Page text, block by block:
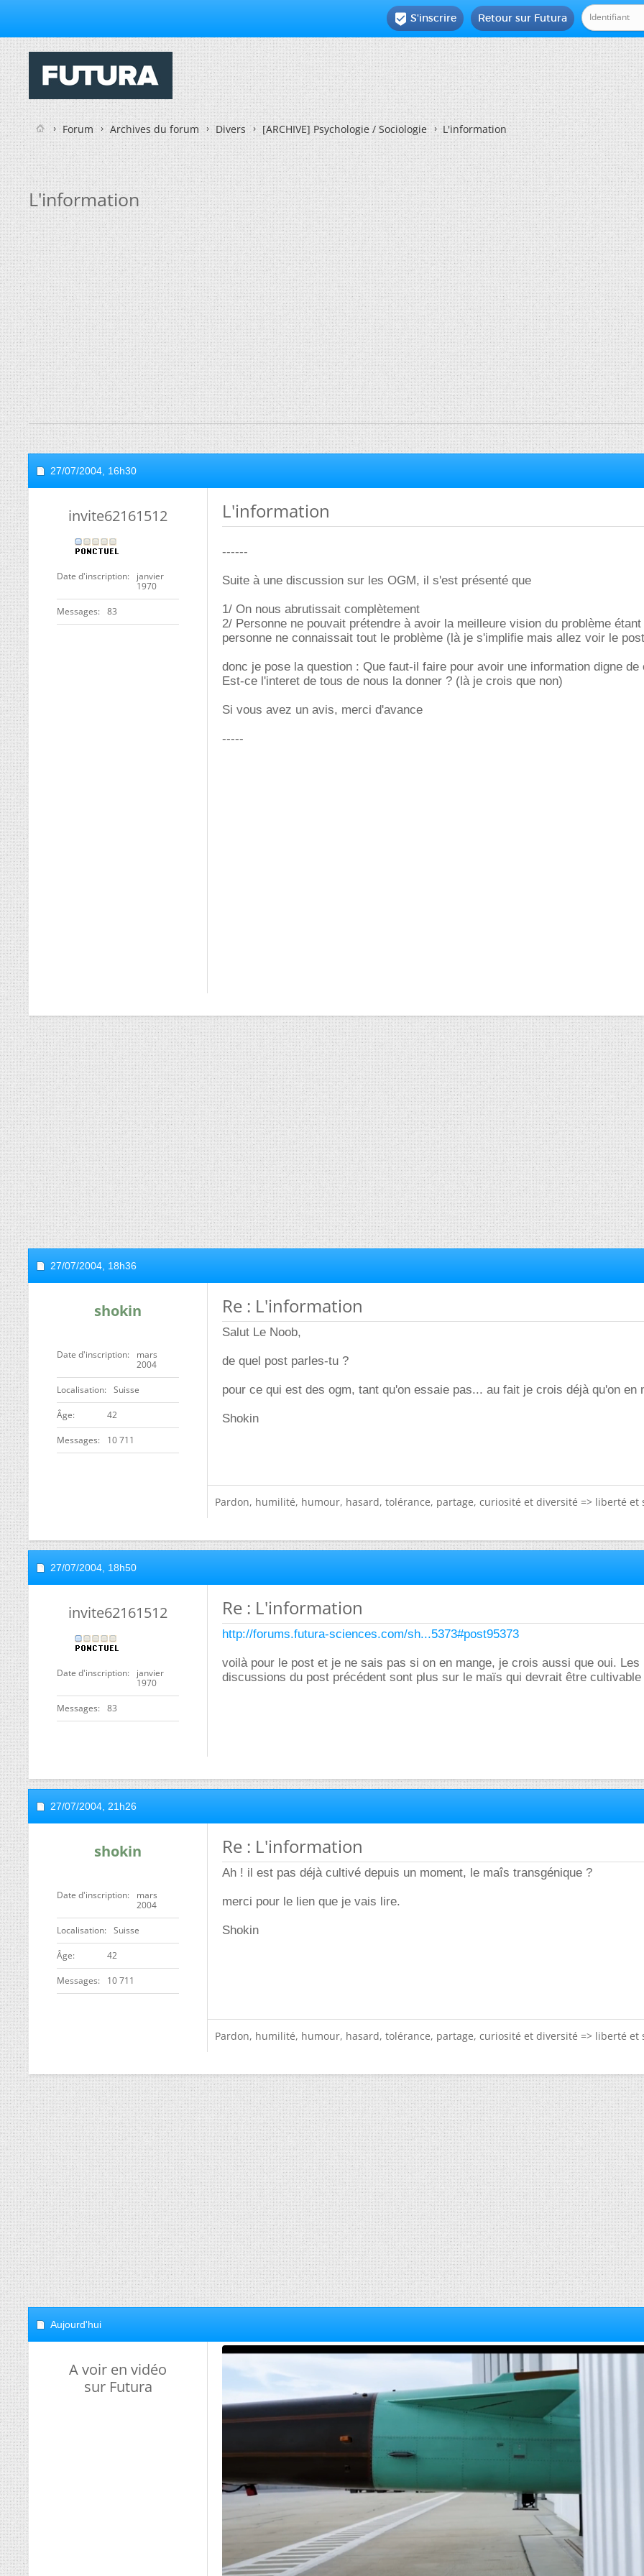
Retour sur Futura
 S'inscrire
Forum Archives du forum Divers [ARCHIVE] Psychologie / Sociologie L'information
L'information
27/07/2004, 16h30
invite62161512
Date d'inscription
janvier
1970
Messages 83
L'information
------
Suite à une discussion sur les OGM, il s'est présenté que
1/ On nous abrutissait complètement
2/ Personne ne pouvait prétendre à avoir la meilleure vision du problème étant
personne ne connaissait tout le problème (là je s'implifie mais allez voir le
donc je pose la question : Que faut-il faire pour avoir une information digne de
Est-ce l'interet de tous de nous la donner ? (là je crois que non)
Si vous avez un avis, merci d'avance
-----
27/07/2004, 18h36
shokin
Date d'inscription
mars
2004
Localisation Suisse
ge 42
Messages 10 711
Re : L'information
Salut Le Noob,
de quel post parles-tu ?
pour ce qui est des ogm, tant qu'on essaie pas... au fait je crois déjà qu'on en
Shokin
Pardon, humilité, humour, hasard, tolérance, partage, curiosité et diversité => liberté et
27/07/2004, 18h50
invite62161512
Date d'inscription
janvier
1970
Messages 83
Re : L'information
http://forums.futura-sciences.com/sh...5373#post95373
voilà pour le post et je ne sais pas si on en mange, je crois aussi que oui. Les
discussions du post précédent sont plus sur le maïs qui devrait être cultivable
27/07/2004, 21h26
shokin
Date d'inscription
mars
2004
Localisation Suisse
ge 42
Messages 10 711
Re : L'information
Ah ! il est pas déjà cultivé depuis un moment, le maîs transgénique ?
merci pour le lien que je vais lire.
Shokin
Pardon, humilité, humour, hasard, tolérance, partage, curiosité et diversité => liberté et
Aujourd'hui
A voir en vidéo
sur Futura